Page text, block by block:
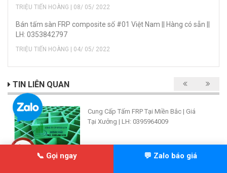
TRIỆU TIẾN HOÀNG | 08/ 05/ 2022
Bán tấm sàn FRP composite số #01 Việt Nam || Hàng có sẵn ||
LH: 0353842797
TRIỆU TIẾN HOÀNG | 04/ 05/ 2022
TIN LIÊN QUAN
Cung Cấp Tấm FRP Tại Miền Bắc | Giá
Tại Xưởng | LH: 0395964009
📞 Gọi ngay 💬 Zalo báo giá